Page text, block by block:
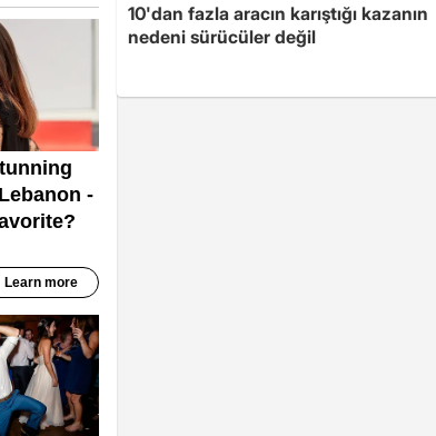
10'dan fazla aracın karıştığı kazanın
nedeni sürücüler değil